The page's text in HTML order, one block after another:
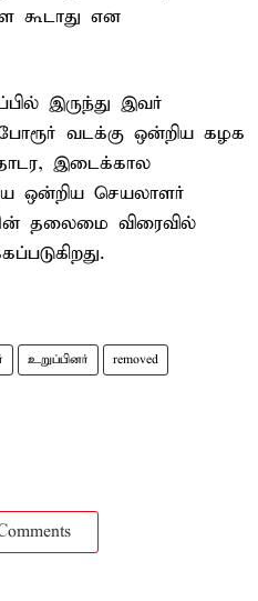
கூடாது என
இருந்து இவர்
வடக்கு ஒன்றிய கழக
இடைக்கால
ஒன்றிய செயலாளர்
தலைமை விரைவில்
உறுப்பினர் removed